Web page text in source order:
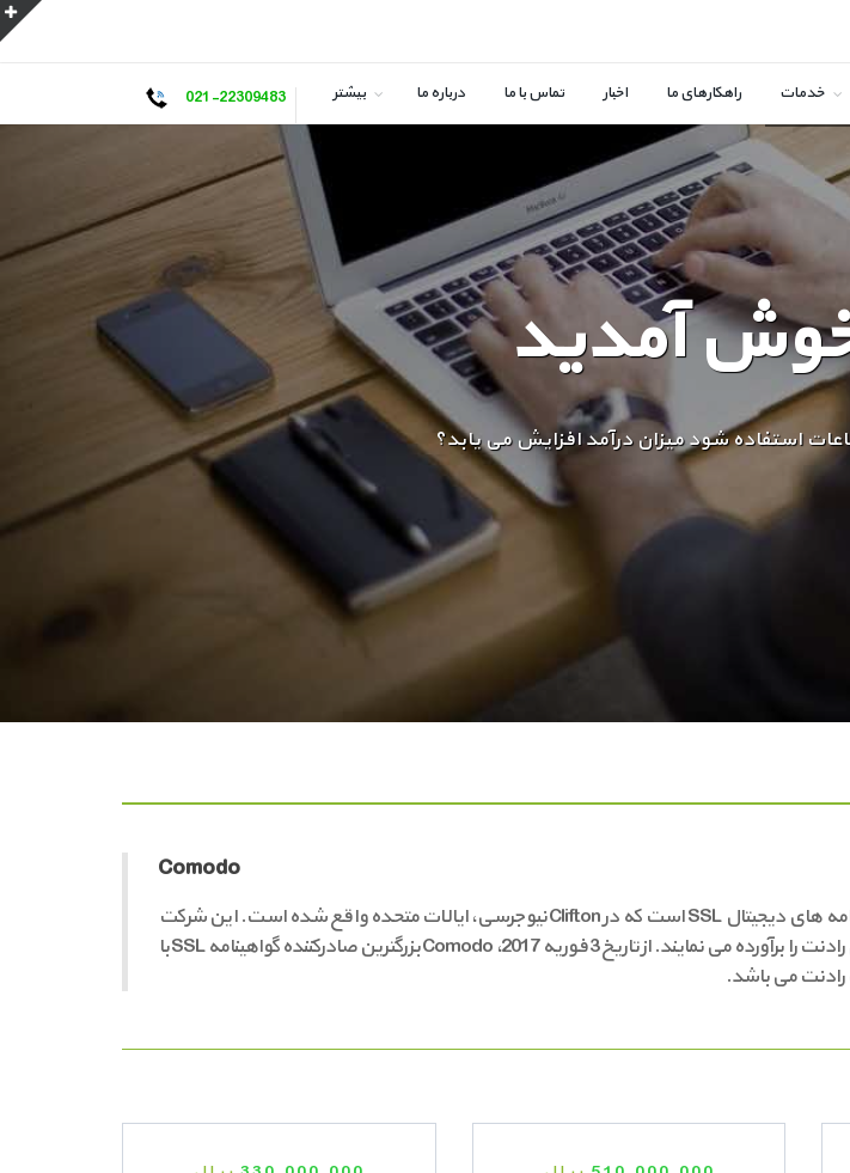
021-22309483 خدمات راهکارهای ما اخبار تماس با ما درباره ما بیشتر
آمدید
استفاده شود میزان درآمد افزایش می یابد؟
Comodo
شرکت Comodo یک گروه خصوصی از شرکت های ارائه نرم افزار های کامپیوتری و گواهینامه های دیجیتال SSL است که در Clifton نیوجرسی، ایالات متحده واقع شده است. این شرکت
امنیتی بین المللی در انگلیس، ژاپن، چین، هند، رومانی و ترکیه دارد و همیشه نیاز کارشناسان رادنت را برآورده می نمایند. از تاریخ 3 فوریه 2017، Comodo بزرگترین صادرکننده گواهینامه SSL با